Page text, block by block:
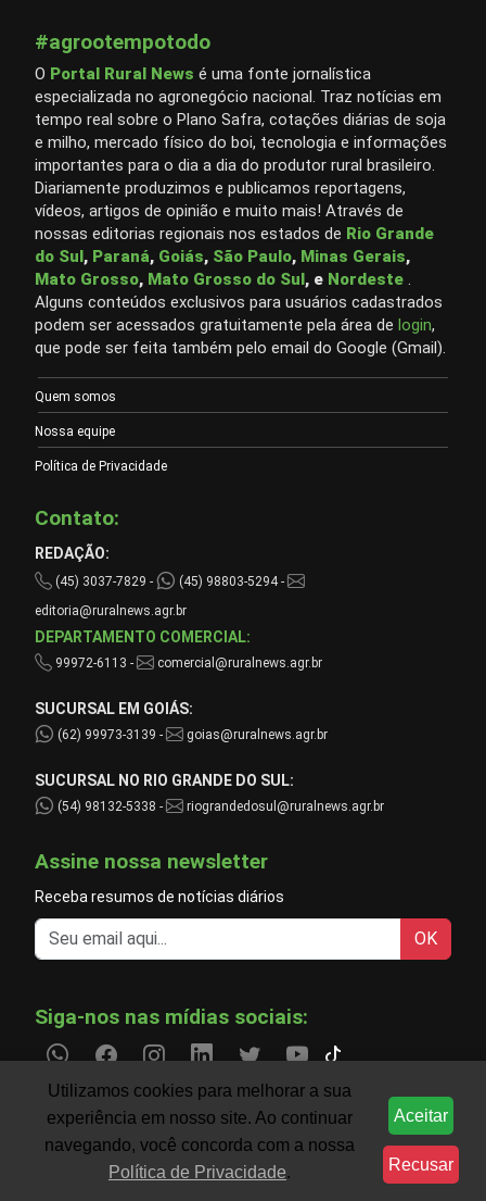
#agrootempotodo
O Portal Rural News é uma fonte jornalística
especializada no agronegócio nacional. Traz notícias em
tempo real sobre o Plano Safra, cotações diárias de soja
e milho, mercado físico do boi, tecnologia e informações
importantes para o dia a dia do produtor rural brasileiro.
Diariamente produzimos e publicamos reportagens,
vídeos, artigos de opinião e muito mais! Através de
nossas editorias regionais nos estados de Rio Grande
do Sul, Paraná, Goiás, São Paulo, Minas Gerais,
Mato Grosso, Mato Grosso do Sul, e Nordeste .
Alguns conteúdos exclusivos para usuários cadastrados
podem ser acessados gratuitamente pela área de login,
que pode ser feita também pelo email do Google (Gmail).
Quem somos
Nossa equipe
Política de Privacidade
Contato:
REDAÇÃO:
(45) 3037-7829 -
(45) 98803-5294 -
editoria@ruralnews.agr.br
DEPARTAMENTO COMERCIAL:
99972-6113 - comercial@ruralnews.agr.br
SUCURSAL EM GOIÁS:
(62) 99973-3139 - goias@ruralnews.agr.br
SUCURSAL NO RIO GRANDE DO SUL:
(54) 98132-5338 - riograndedosul@ruralnews.agr.br
Assine nossa newsletter
Receba resumos de notícias diários
OK
Siga-nos nas mídias sociais:
Utilizamos cookies para melhorar a sua
experiência em nosso site. Ao continuar
navegando, você concorda com a nossa
Política de Privacidade.
Aceitar
Recusar
CLIMA Informações do agronegócio temporariamente